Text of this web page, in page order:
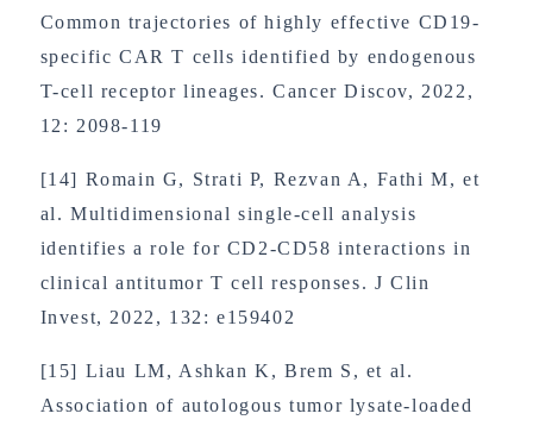
Common trajectories of highly effective CD19-
specific CAR T cells identified by endogenous
T-cell receptor lineages. Cancer Discov, 2022,
12: 2098-119
[14] Romain G, Strati P, Rezvan A, Fathi M, et
al. Multidimensional single-cell analysis
identifies a role for CD2-CD58 interactions in
clinical antitumor T cell responses. J Clin
Invest, 2022, 132: e159402
[15] Liau LM, Ashkan K, Brem S, et al.
Association of autologous tumor lysate-loaded